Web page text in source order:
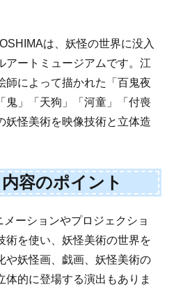
は、妖怪の世界に没入
アートミュージアムです。江
師によって描かれた「百鬼夜
鬼」「天狗」「河童」「付喪
妖怪美術を映像技術と立体造
容のポイント
ーションやプロジェクショ
術を使い、妖怪美術の世界を
や妖怪画、戯画、妖怪美術の
体的に登場する演出もありま